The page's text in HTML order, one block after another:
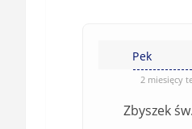
Pek
2 miesięcy
Zbyszek